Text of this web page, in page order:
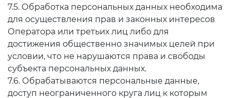
7.5. Обработка персональных данных необходима
для осуществления прав и законных интересов
Оператора или третьих лиц либо для
достижения общественно значимых целей при
условии, что не нарушаются права и свободы
субъекта персональных данных.
7.6. Обрабатываются персональные данные,
доступ неограниченного круга лиц к которым